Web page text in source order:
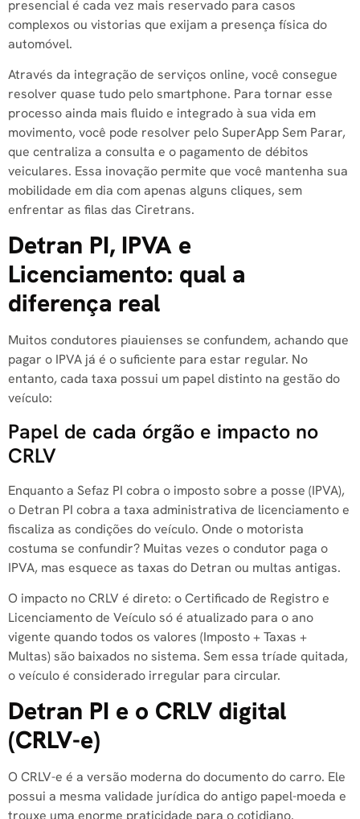
presencial é cada vez mais reservado para casos
complexos ou vistorias que exijam a presença física do
automóvel.
Através da integração de serviços online, você consegue
resolver quase tudo pelo smartphone. Para tornar esse
processo ainda mais fluido e integrado à sua vida em
movimento, você pode resolver pelo SuperApp Sem Parar,
que centraliza a consulta e o pagamento de débitos
veiculares. Essa inovação permite que você mantenha sua
mobilidade em dia com apenas alguns cliques, sem
enfrentar as filas das Ciretrans.
Detran PI, IPVA e
Licenciamento: qual a
diferença real
Muitos condutores piauienses se confundem, achando que
pagar o IPVA já é o suficiente para estar regular. No
entanto, cada taxa possui um papel distinto na gestão do
veículo:
Papel de cada órgão e impacto no
CRLV
Enquanto a Sefaz PI cobra o imposto sobre a posse (IPVA),
o Detran PI cobra a taxa administrativa de licenciamento e
fiscaliza as condições do veículo. Onde o motorista
costuma se confundir? Muitas vezes o condutor paga o
IPVA, mas esquece as taxas do Detran ou multas antigas.
O impacto no CRLV é direto: o Certificado de Registro e
Licenciamento de Veículo só é atualizado para o ano
vigente quando todos os valores (Imposto + Taxas +
Multas) são baixados no sistema. Sem essa tríade quitada,
o veículo é considerado irregular para circular.
Detran PI e o CRLV digital
(CRLV-e)
O CRLV-e é a versão moderna do documento do carro. Ele
possui a mesma validade jurídica do antigo papel-moeda e